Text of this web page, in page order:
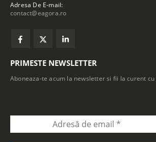
Adresa De E-mail:
contact@eagora.ro
PRIMESTE NEWSLETTER
Aboneaza-te acum la newsletter si fii la curent cu